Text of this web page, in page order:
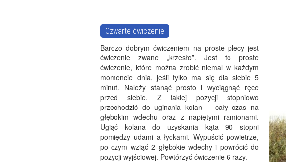
Czwarte ćwiczenie
Bardzo dobrym ćwiczeniem na proste plecy jest
ćwiczenie zwane „krzesło”. Jest to proste
ćwiczenie, które można zrobić niemal w każdym
momencie dnia, jeśli tylko ma się dla siebie 5
minut. Należy stanąć prosto i wyciągnąć ręce
przed siebie. Z takiej pozycji stopniowo
przechodzić do uginania kolan – cały czas na
głębokim wdechu oraz z napiętymi ramionami.
Ugiąć kolana do uzyskania kąta 90 stopni
pomiędzy udami a łydkami. Wypuścić powietrze,
po czym wziąć 2 głębokie wdechy i powrócić do
pozycji wyjściowej. Powtórzyć ćwiczenie 6 razy.